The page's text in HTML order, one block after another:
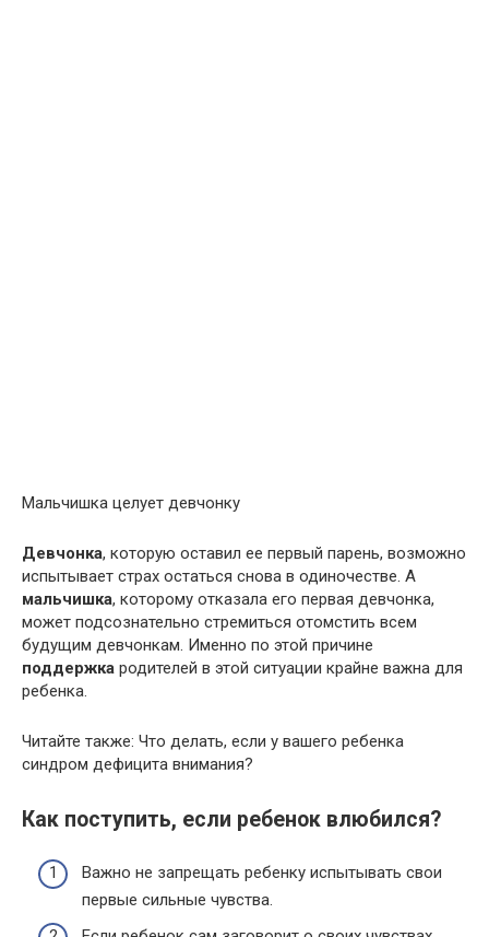
Мальчишка целует девчонку
Девчонка, которую оставил ее первый парень, возможно
испытывает страх остаться снова в одиночестве. А
мальчишка, которому отказала его первая девчонка,
может подсознательно стремиться отомстить всем
будущим девчонкам. Именно по этой причине
поддержка родителей в этой ситуации крайне важна для
ребенка.
Читайте также: Что делать, если у вашего ребенка
синдром дефицита внимания?
Как поступить, если ребенок влюбился?
Важно не запрещать ребенку испытывать свои
первые сильные чувства.